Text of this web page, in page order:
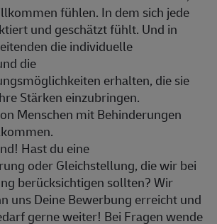
fühlen. In dem sich jede
und geschätzt fühlt. Und in
die individuelle
die
erhalten, die sie
Stärken einzubringen.
Menschen mit Behinderungen
Hast du eine
oder Gleichstellung, die wir bei
berücksichtigen sollten? Wir
uns Deine Bewerbung erreicht und
gerne weiter! Bei Fragen wende